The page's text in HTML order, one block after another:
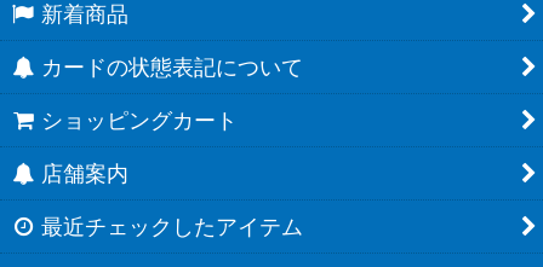
新着商品
カードの状態表記について
ショッピングカート
店舗案内
最近チェックしたアイテム